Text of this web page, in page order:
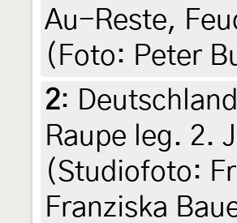
Au-Reste,
(Foto: Peter
2:
Raupe leg. 2.
(Studiofoto:
Franziska